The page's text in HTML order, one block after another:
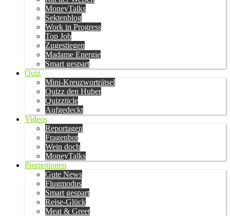
MoneyTalks
Sektenblog
Work in Progress
Top Job
Zugestiegen
Madame Energie
Smart gespart
Quiz
Mini-Kreuzworträtsel
Quizz den Huber
Quizzticle
Aufgedeckt
Videos
Reportagen
Fragenbot
Wein doch
MoneyTalks
Promotionen
Gute News
Flugmodus
Smart gespart
Reise-Glück
Meat & Greet